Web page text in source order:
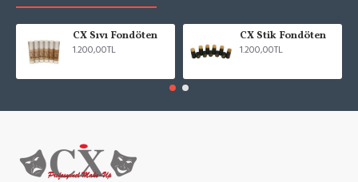
CX Sıvı Fondöten
1.200,00TL
CX Stik Fondöten
1.200,00TL